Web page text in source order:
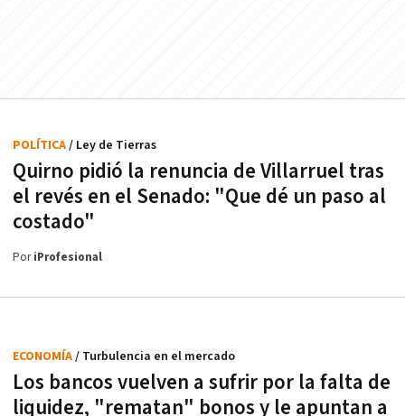
Quirno pidió la renuncia de Villarruel tras
el revés en el Senado: "Que dé un paso al
costado"
POLÍTICA/ Ley de Tierras
PoriProfesional
Los bancos vuelven a sufrir por la falta de
liquidez, "rematan" bonos y le apuntan a
ECONOMÍA/ Turbulencia en el mercado